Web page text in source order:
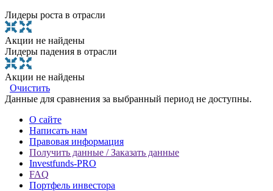
Лидеры роста в отрасли
Акции не найдены
Лидеры падения в отрасли
Акции не найдены
Очистить
Данные для сравнения за выбранный период не доступны.
О сайте
Написать нам
Правовая информация
Получить данные / Заказать данные
Investfunds-PRO
FAQ
Портфель инвестора